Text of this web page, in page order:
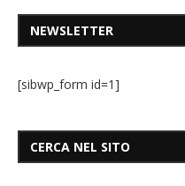
NEWSLETTER
[sibwp_form id=1]
CERCA NEL SITO